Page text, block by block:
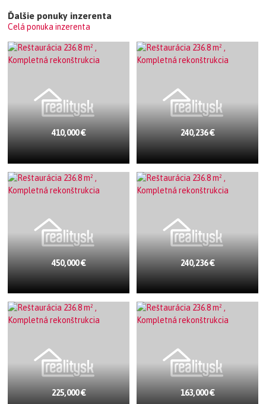
Ďalšie ponuky inzerenta
Celá ponuka inzerenta
410,000 € 240,236 €
450,000 € 240,236 €
225,000 € 163,000 €